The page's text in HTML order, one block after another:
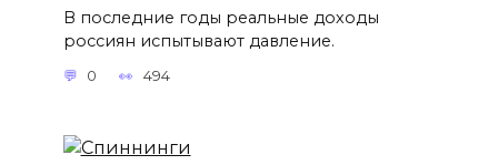
В последние годы реальные доходы
россиян испытывают давление.
0 494